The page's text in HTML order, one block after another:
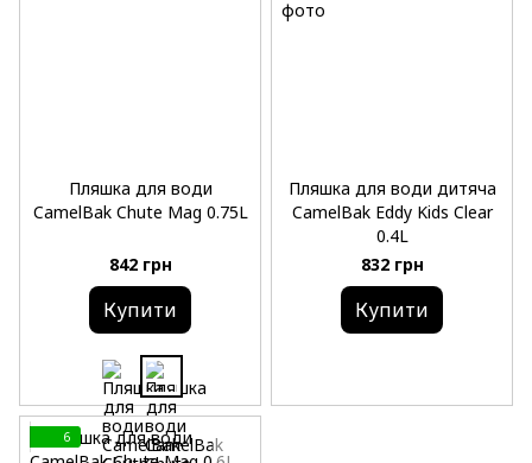
Пляшка для води
CamelBak Chute Mag 0.75L
842 грн
Купити
Пляшка для води дитяча
CamelBak Eddy Kids Clear
0.4L
832 грн
Купити
6